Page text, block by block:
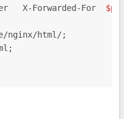
X-Forwarded-For
nginx/html/;